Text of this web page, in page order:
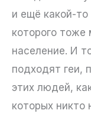
и ещё какой-то
которого
население. И
подходят геи,
этих людей,
которых